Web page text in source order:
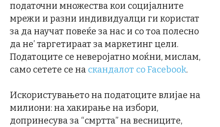
податочни множества кои социјалните
мрежи и разни индивидуалци ги користат
за да научат повеќе за нас и со тоа полесно
да не’ таргетираат за маркетинг цели.
Податоците се неверојатно моќни, мислам,
само сетете се на скандалот со Facebook.
Искористувањето на податоците влијае на
милиони: на хакирање на избори,
допринесува за “смртта” на весниците,